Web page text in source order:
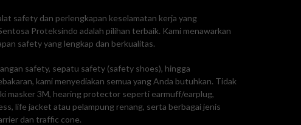
safety dan perlengkapan keselamatan kerja yang
Proteksindo adalah pilihan terbaik. Kami menawarkan
safety yang lengkap dan berkualitas.
safety, sepatu safety (safety shoes), hingga
kami menyediakan semua yang Anda butuhkan. Tidak
masker 3M, hearing protector seperti earmuff/earplug,
life jacket atau pelampung renang, serta berbagai jenis
dan traffic cone.